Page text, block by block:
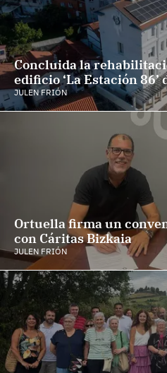
Concluida la
edificio ‘La Estación 86’
JULEN FRIÓN
Ortuella firma un
con Cáritas Bizkaia
JULEN FRIÓN